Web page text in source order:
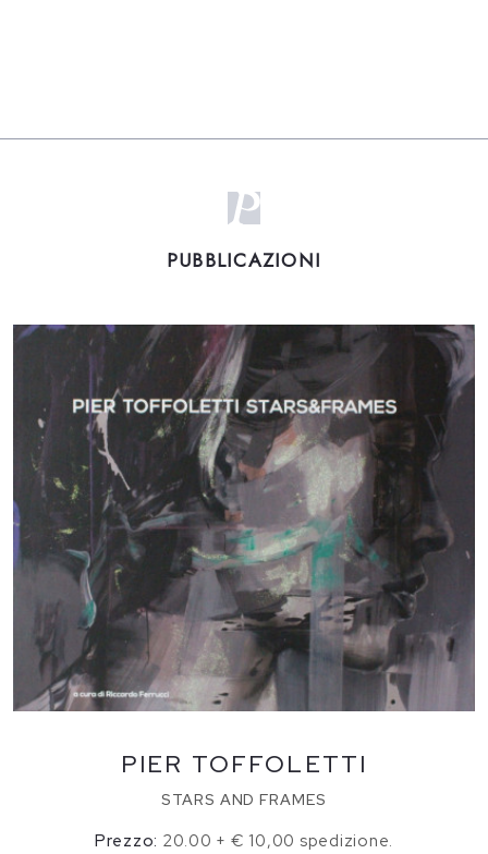
PUBBLICAZIONI
PIER TOFFOLETTI
STARS AND FRAMES
Prezzo: 20.00 + € 10,00 spedizione.